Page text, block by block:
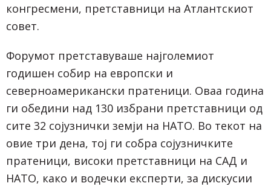
конгресмени, претставници на Атлантскиот
совет.
Форумот претставуваше најголемиот
годишен собир на европски и
северноамерикански пратеници. Оваа година
ги обедини над 130 избрани претставници од
сите 32 сојузнички земји на НАТО. Во текот на
овие три дена, тој ги собра сојузничките
пратеници, високи претставници на САД и
НАТО, како и водечки експерти, за дискусии